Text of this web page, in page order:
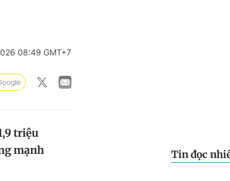
08:49 GMT+7
triệu
mạnh